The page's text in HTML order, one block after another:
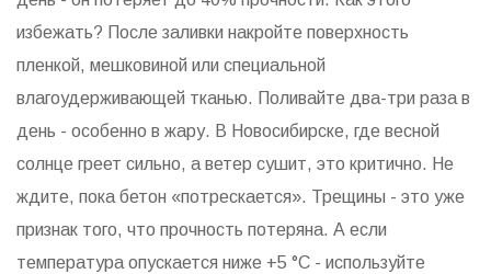
избежать? После заливки накройте поверхность
пленкой, мешковиной или специальной
влагоудерживающей тканью. Поливайте два-три раза в
день - особенно в жару. В Новосибирске, где весной
солнце греет сильно, а ветер сушит, это критично. Не
ждите, пока бетон «потрескается». Трещины - это уже
признак того, что прочность потеряна. А если
температура опускается ниже +5 °C - используйте